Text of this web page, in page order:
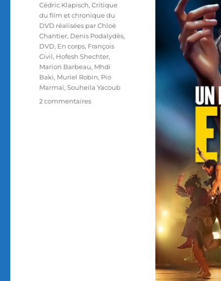
Étiquettes
Cédric Klapisch,Critique
du film et chronique du
DVD réalisées par Chloë
Chantier, Denis Podalydès,
DVD, En corps, François
Civil, Hofesh Shechter,
Marion Barbeau, Mhdi
Baki, Muriel Robin, Pio
Marmaï,Souheila Yacoub
2 commentairessur